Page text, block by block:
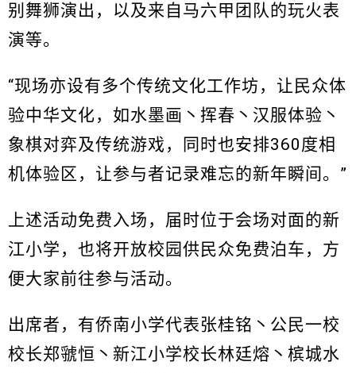
别舞狮演出，以及来自马六甲团队的玩火表
演等。
“现场亦设有多个传统文化工作坊，让民众体
验中华文化，如水墨画丶挥春丶汉服体验丶
象棋对弈及传统游戏，同时也安排360度相
机体验区，让参与者记录难忘的新年瞬间。”
上述活动免费入场，届时位于会场对面的新
江小学，也将开放校园供民众免费泊车，方
便大家前往参与活动。
出席者，有侨南小学代表张桂铭丶公民一校
校长郑虢恒丶新江小学校长林廷熔丶槟城水